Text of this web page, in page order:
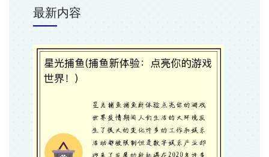
最新内容